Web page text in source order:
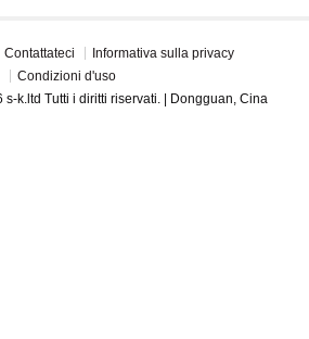
Contattateci
Informativa sulla privacy
Condizioni d'uso
k.ltd Tutti i diritti riservati. | Dongguan, Cina